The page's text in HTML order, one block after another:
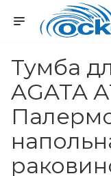
Тумба
AGATA